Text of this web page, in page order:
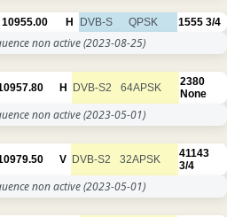
10955.00 H DVB-S QPSK 1555 3/4
non active(2023-08-25)
H DVB-S2 64APSK
2380
None
non active(2023-05-01)
V DVB-S2 32APSK
41143
3/4
non active(2023-05-01)